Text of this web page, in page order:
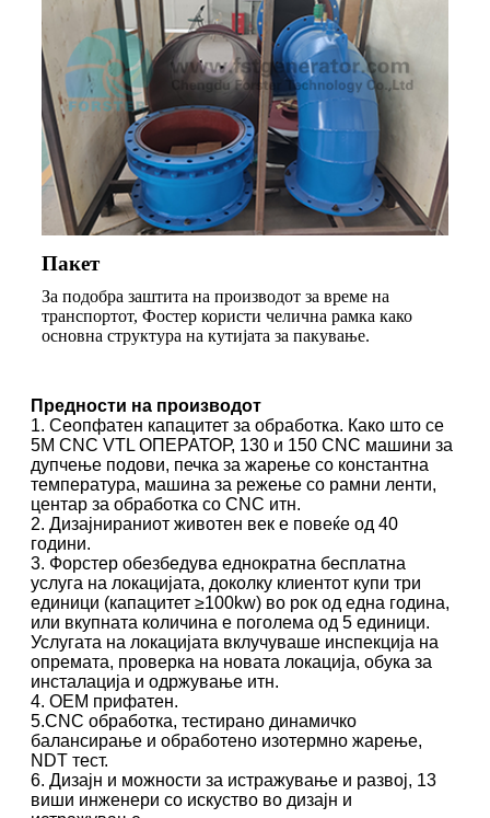
Пакет
За подобра заштита на производот за време на
транспортот, Фостер користи челична рамка како
основна структура на кутијата за пакување.
Предности на производот
1. Сеопфатен капацитет за обработка. Како што се
5M CNC VTL ОПЕРАТОР, 130 и 150 CNC машини за
дупчење подови, печка за жарење со константна
температура, машина за режење со рамни ленти,
центар за обработка со CNC итн.
2. Дизајнираниот животен век е повеќе од 40
години.
3. Форстер обезбедува еднократна бесплатна
услуга на локацијата, доколку клиентот купи три
единици (капацитет ≥100kw) во рок од една година,
или вкупната количина е поголема од 5 единици.
Услугата на локацијата вклучуваше инспекција на
опремата, проверка на новата локација, обука за
инсталација и одржување итн.
4. OEM прифатен.
5.CNC обработка, тестирано динамичко
балансирање и обработено изотермно жарење,
NDT тест.
6. Дизајн и можности за истражување и развој, 13
виши инженери со искуство во дизајн и